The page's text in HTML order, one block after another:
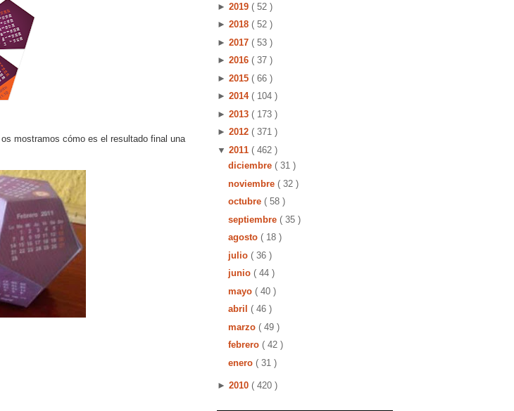
mostramos cómo es el resultado final una
► 2019 ( 52 )
► 2018 ( 52 )
► 2017 ( 53 )
► 2016 ( 37 )
► 2015 ( 66 )
► 2014 ( 104 )
► 2013 ( 173 )
► 2012 ( 371 )
▼ 2011 ( 462 )
diciembre ( 31 )
noviembre ( 32 )
octubre ( 58 )
septiembre ( 35 )
agosto ( 18 )
julio ( 36 )
junio ( 44 )
mayo ( 40 )
abril ( 46 )
marzo ( 49 )
febrero ( 42 )
enero ( 31 )
► 2010 ( 420 )